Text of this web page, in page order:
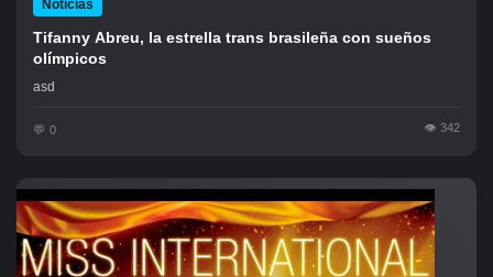
Noticias
Tifanny Abreu, la estrella trans brasileña con sueños
olímpicos
asd
0 342